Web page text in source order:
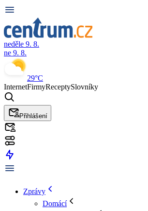
neděle 9. 8.
ne 9. 8.
29°C
InternetFirmyReceptySlovníky
Přihlášení
Zprávy
Domácí